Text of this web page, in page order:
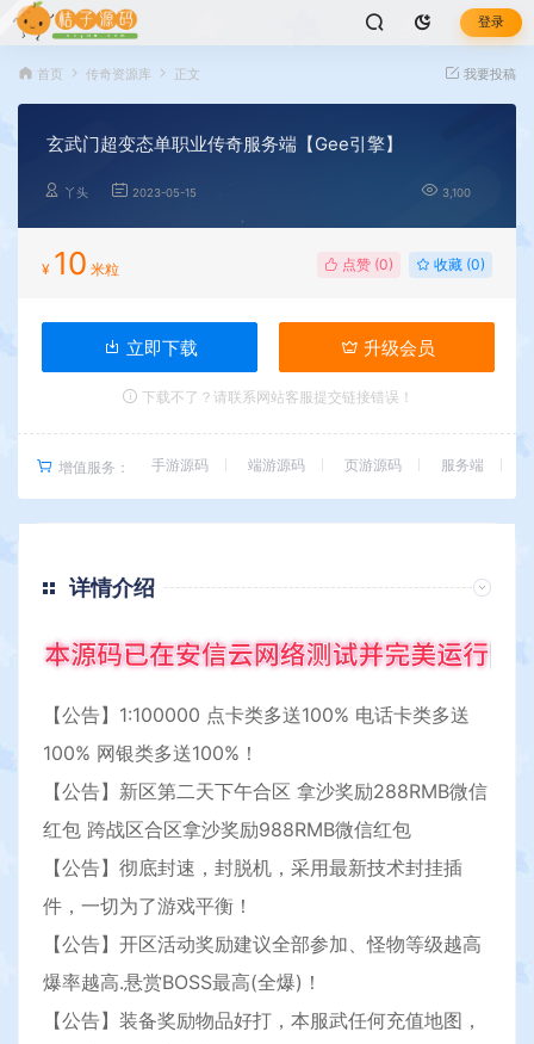
登录
首页 传奇资源库 正文 我要投稿
玄武门超变态单职业传奇服务端【Gee引擎】
丫头 2023-05-15 3,100
¥ 10 米粒 点赞 (0) 收藏 (0)
立即下载 升级会员
下载不了？请联系网站客服提交链接错误！
增值服务： 手游源码 端游源码 页游源码 服务端
详情介绍
【公告】1:100000 点卡类多送100% 电话卡类多送
100% 网银类多送100%！
【公告】新区第二天下午合区 拿沙奖励288RMB微信
红包 跨战区合区拿沙奖励988RMB微信红包
【公告】彻底封速，封脱机，采用最新技术封挂插
件，一切为了游戏平衡！
【公告】开区活动奖励建议全部参加、怪物等级越高
爆率越高.悬赏BOSS最高(全爆)！
【公告】装备奖励物品好打，本服武任何充值地图，